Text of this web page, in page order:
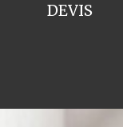
DEVIS